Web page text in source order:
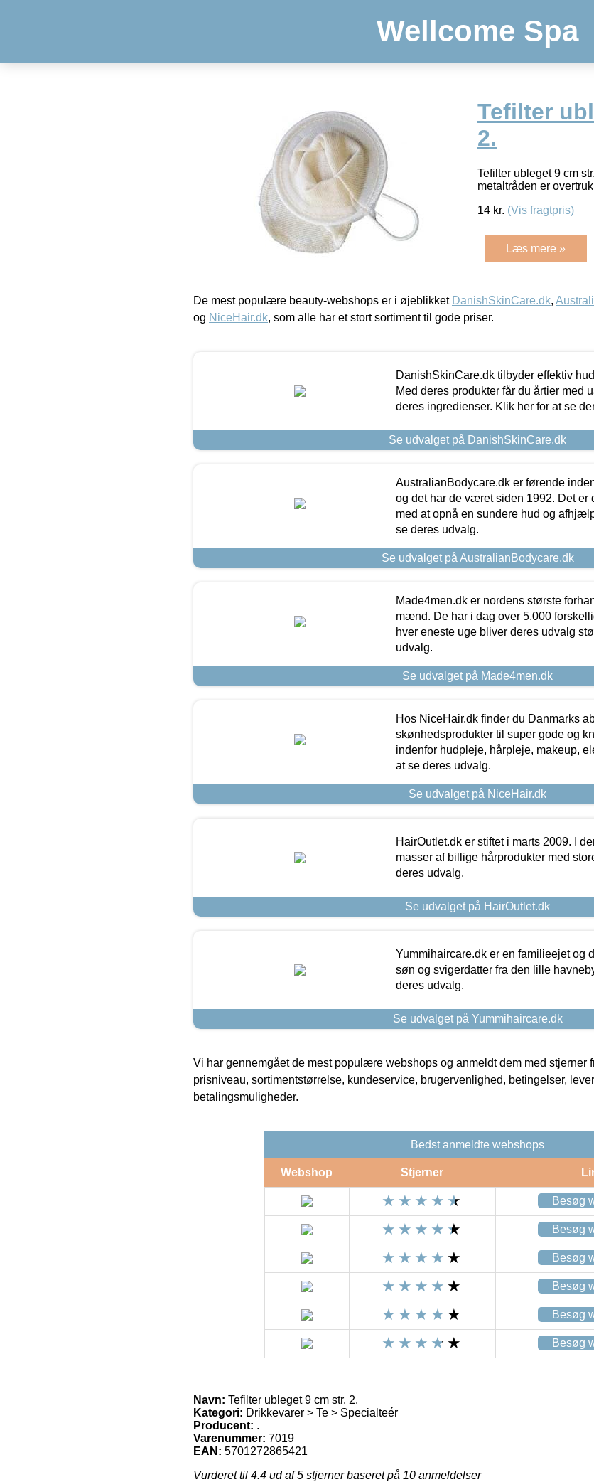
Wellcome Spa
Tefilter
2.
Tefilter ubleget 9 cm
metaltråden er
14 kr. (Vis fragtpris)
Læs mere »
De mest populære beauty-webshops er i øjeblikket DanishSkinCare.dk,
og NiceHair.dk, som alle har et stort sortiment til gode priser.
DanishSkinCare.dk tilbyder effektiv
Med deres produkter får du årtier med
deres ingredienser. Klik her for at se
Se udvalget på DanishSkinCare.dk
AustralianBodycare.dk er førende
og det har de været siden 1992. Det
med at opnå en sundere hud og
se deres udvalg.
Se udvalget på AustralianBodycare.dk
Made4men.dk er nordens største
mænd. De har i dag over 5.000
hver eneste uge bliver deres udvalg
udvalg.
Se udvalget på Made4men.dk
Hos NiceHair.dk finder du Danmarks
skønhedsprodukter til super gode og
indenfor hudpleje, hårpleje, makeup,
at se deres udvalg.
Se udvalget på NiceHair.dk
HairOutlet.dk er stiftet i marts 2009. I
masser af billige hårprodukter med
deres udvalg.
Se udvalget på HairOutlet.dk
Yummihaircare.dk er en familieejet og
søn og svigerdatter fra den lille
deres udvalg.
Se udvalget på Yummihaircare.dk
Vi har gennemgået de mest populære webshops og anmeldt dem med stjerner
prisniveau, sortimentstørrelse, kundeservice, brugervenlighed, betingelser,
betalingsmuligheder.
Bedst anmeldte webshops
Webshop Stjerner
Besøg
Besøg
Besøg
Besøg
Besøg
Besøg
Navn: Tefilter ubleget 9 cm str. 2.
Kategori: Drikkevarer > Te > Specialteér
Producent: .
Varenummer: 7019
EAN: 5701272865421
Vurderet til 4.4 ud af 5 stjerner baseret på 10 anmeldelser